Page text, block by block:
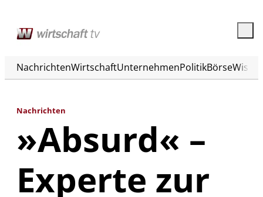
NachrichtenWirtschaftUnternehmenPolitikBörse
Nachrichten
»Absurd« –
Experte zur